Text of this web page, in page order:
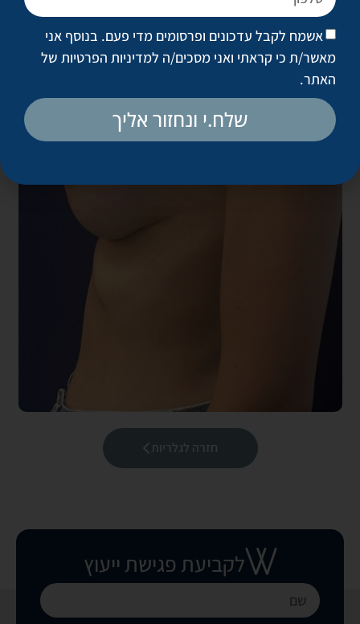
חזרה לגלריות
לקביעת פגישת ייעוץ
אשמח לקבל עדכונים ופרסומים מדי פעם. בנוסף אני
מאשר/ת כי קראתי ואני מסכים/ה למדיניות הפרטיות של
האתר.
שלח.י ונחזור אליך